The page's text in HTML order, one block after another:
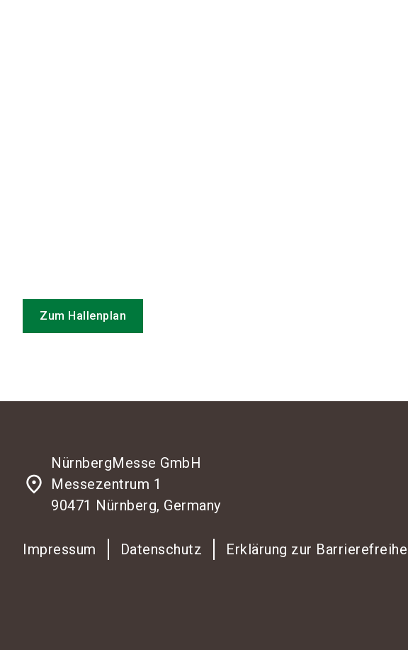
Zum Hallenplan
place
NürnbergMesse GmbH
Messezentrum 1
90471 Nürnberg, Germany
Impressum Datenschutz Erklärung zur